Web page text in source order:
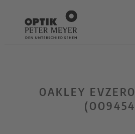
OAKLEY